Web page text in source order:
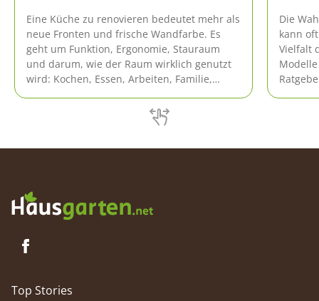
Eine Küche zu renovieren bedeutet mehr als
neue Fronten und frische Wandfarbe. Es
geht um Funktion, Ergonomie, Stauraum
und darum, wie der Raum wirklich genutzt
wird: Kochen, Essen, Arbeiten, Familie,
unterschätzt) sind Eckbank-Gruppen: Sie
schaffen Sitzplätze auf kleiner Fläche,
Die
kann
Vielfalt
Top Stories